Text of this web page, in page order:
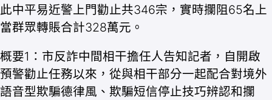
此中平易近警上門勸止共346宗，實時攔阻65名上
當群眾轉賬合計328萬元。
概要1：市反詐中間相干擔任人告知記者，自開啟
預警勸止任務以來，從與相干部分一起配合對境外
語音型欺騙德律風、欺騙短信停止技巧辨認和攔